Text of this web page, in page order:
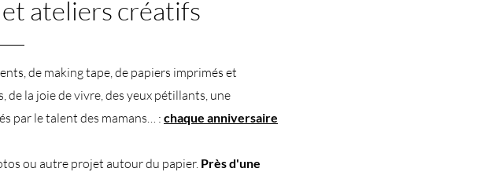
ateliers créatifs
de making tape, de papiers imprimés et
de la joie de vivre, des yeux pétillants, une
par le talent des mamans… : chaque anniversaire
ou autre projet autour du papier. Près d'une